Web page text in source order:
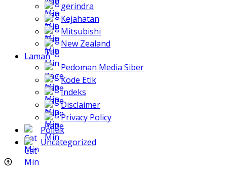
gerindra
Kejahatan
Mitsubishi
New Zealand
Laman
Pedoman Media Siber
Kode Etik
Indeks
Disclaimer
Privacy Policy
Politik
Uncategorized